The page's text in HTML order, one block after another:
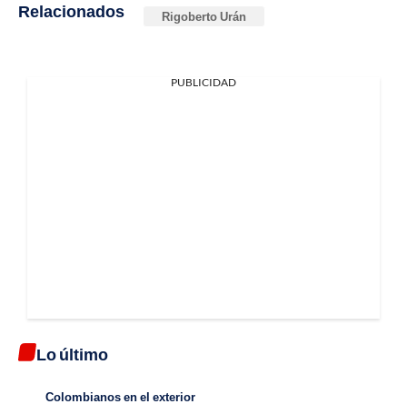
Relacionados Rigoberto Urán
PUBLICIDAD
Lo último
Colombianos en el exterior